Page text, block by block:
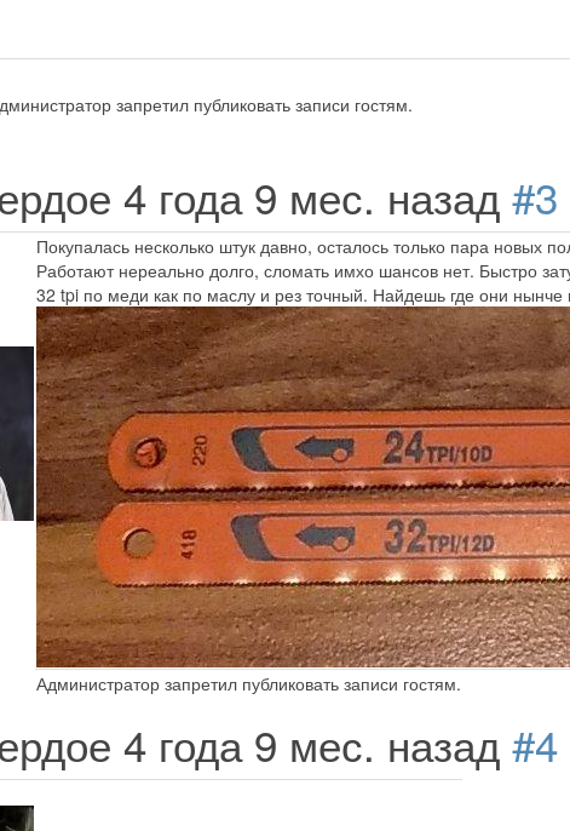
запретил публиковать записи гостям.
4 года 9 мес. назад #3
Покупалась несколько штук давно, осталось только пара новых
Работают нереально долго, сломать имхо шансов нет. Быстро
32 tpi по меди как по маслу и рез точный. Найдешь где они
Администратор запретил публиковать записи гостям.
4 года 9 мес. назад #4